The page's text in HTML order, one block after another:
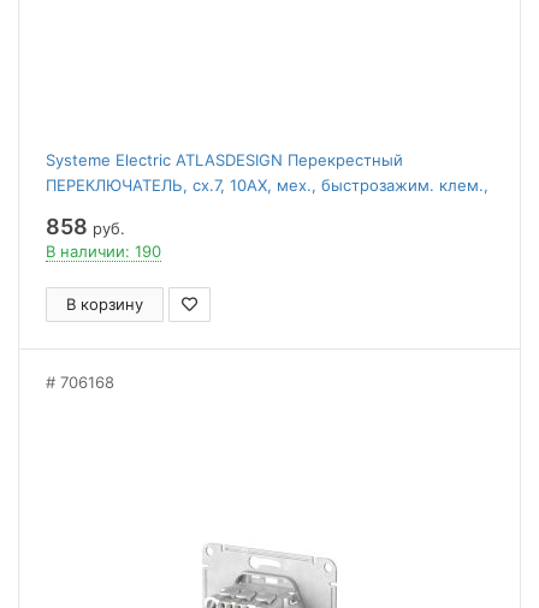
Systeme Electric ATLASDESIGN Перекрестный
ПЕРЕКЛЮЧАТЕЛЬ, сх.7, 10АХ, мех., быстрозажим. клем.,
858 руб.
В наличии: 190
В корзину
706168